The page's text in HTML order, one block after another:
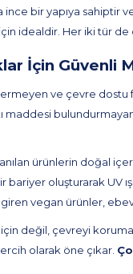
bir yapıya sahiptir
idealdir. Her iki tür
İçin Güvenli
ve çevre
ürünlerin doğal
bariyer oluşturarak UV
vegan ürünler,
değil, çevreyi
olarak öne çıkar.